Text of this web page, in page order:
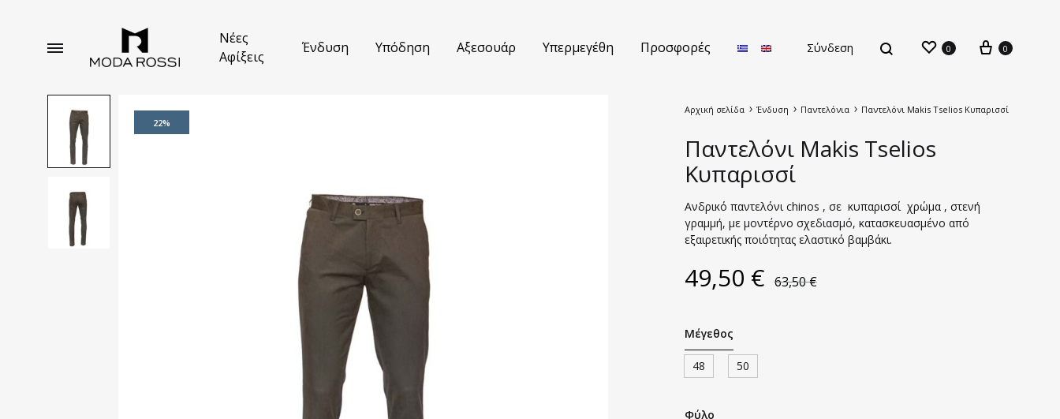
Rossi
Ένδυση
Κέρκυρα
Νέες
Αφίξεις
Ένδυση
Παντελόνια
Παρκά
Ζακέτες
Νέες Παραλαβές
Υπόδηση Αξεσουάρ Υπερμεγέθη Προσφορές Σύνδεση 0 0
22%
Αρχική σελίδα Ένδυση Παντελόνια Παντελόνι Makis Tselios Κυπαρισσί
Παντελόνι Makis Tselios
Κυπαρισσί
Ανδρικό παντελόνι chinos , σε κυπαρισσί χρώμα , στενή
γραμμή, με μοντέρνο σχεδιασμό, κατασκευασμένο από
εξαιρετικής ποιότητας ελαστικό βαμβάκι.
49,50 € 63,50€
Μέγεθος
48 50
Φύλο